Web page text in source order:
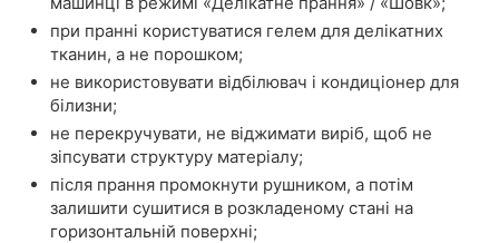
при пранні користуватися гелем для делікатних
тканин, а не порошком;
не використовувати відбілювач і кондиціонер для
білизни;
не перекручувати, не віджимати виріб, щоб не
зіпсувати структуру матеріалу;
після прання промокнути рушником, а потім
залишити сушитися в розкладеному стані на
горизонтальній поверхні;